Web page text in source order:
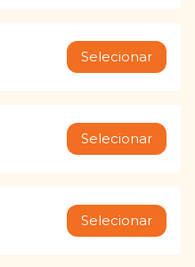
Selecionar
Selecionar
Selecionar